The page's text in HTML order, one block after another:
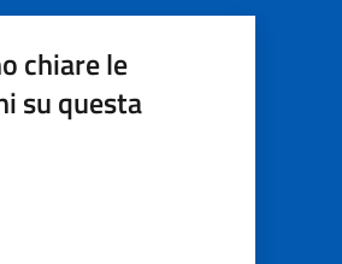
chiare le
su questa